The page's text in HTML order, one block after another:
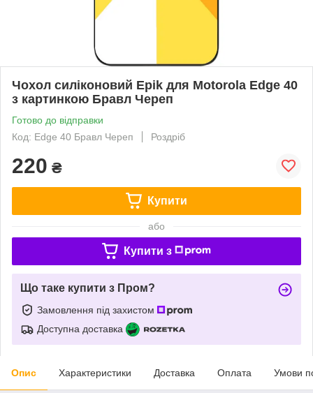
Чохол силіконовий Epik для Motorola Edge 40
з картинкою Бравл Череп
Готово до відправки
Код: Edge 40 Бравл Череп
Роздріб
220 ₴
Купити
або
Купити з
Що таке купити з Пром?
Замовлення під захистом
Доступна доставка
Опис Характеристики Доставка Оплата Умови